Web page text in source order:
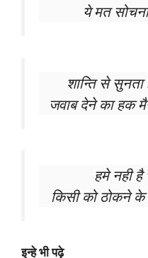
ये मत
शान्ति से
जवाब देने का हक
हमे नही
किसी को ठोकने के
इन्हे भी पढ़े